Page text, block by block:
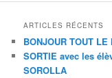
ARTICLES RÉCENTS
BONJOUR TOUT
SORTIE avec les
SOROLLA